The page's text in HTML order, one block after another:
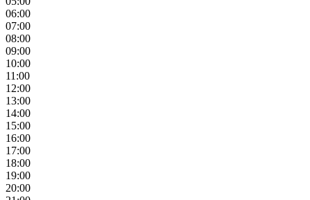
06:00
07:00
08:00
09:00
10:00
11:00
12:00
13:00
14:00
15:00
16:00
17:00
18:00
19:00
20:00